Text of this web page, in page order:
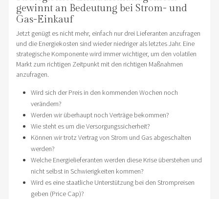
gewinnt an Bedeutung bei Strom- und
Gas-Einkauf
Jetzt genügt es nicht mehr, einfach nur drei Lieferanten anzufragen
und die Energiekosten sind wieder niedriger als letztes Jahr. Eine
strategische Komponente wird immer wichtiger, um den volatilen
Markt zum richtigen Zeitpunkt mit den richtigen Maßnahmen
anzufragen.
Wird sich der Preis in den kommenden Wochen noch
verändern?
Werden wir überhaupt noch Verträge bekommen?
Wie steht es um die Versorgungssicherheit?
Können wir trotz Vertrag von Strom und Gas abgeschalten
werden?
Welche Energielieferanten werden diese Krise überstehen und
nicht selbst in Schwierigkeiten kommen?
Wird es eine staatliche Unterstützung bei den Strompreisen
geben (Price Cap)?